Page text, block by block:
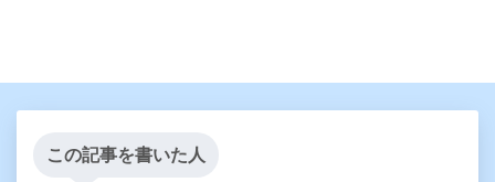
この記事を書いた人